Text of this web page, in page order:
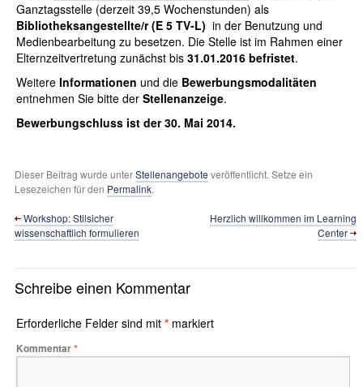
Ganztagsstelle (derzeit 39,5 Wochenstunden) als
Bibliotheksangestellte/r (E 5 TV-L) in der Benutzung und
Medienbearbeitung zu besetzen. Die Stelle ist im Rahmen einer
Elternzeitvertretung zunächst bis 31.01.2016 befristet.
Weitere Informationen und die Bewerbungsmodalitäten
entnehmen Sie bitte der Stellenanzeige.
Bewerbungschluss ist der 30. Mai 2014.
Dieser Beitrag wurde unterStellenangebote veröffentlicht. Setze ein
Lesezeichen für den Permalink.
Workshop: Stilsicher
wissenschaftlich formulieren
Herzlich willkommen im Learning
Center
Schreibe einen Kommentar
Erforderliche Felder sind mit * markiert
Kommentar*